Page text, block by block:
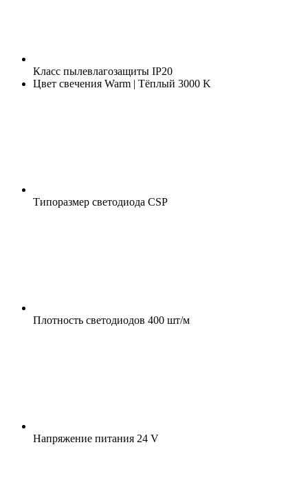
Класс пылевлагозащиты IP20
Цвет свечения Warm | Тёплый 3000 K
Типоразмер светодиода CSP
Плотность светодиодов 400 шт/м
Напряжение питания 24 V